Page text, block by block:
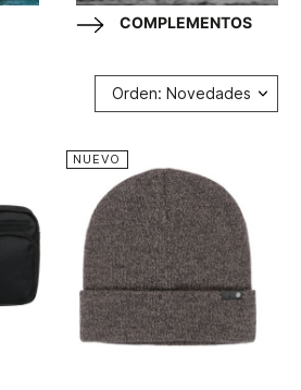
COMPLEMENTOS
Orden: Novedades
NUEVO